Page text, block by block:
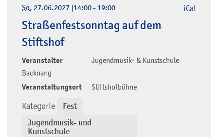
So, 27.06.2027 |14:00 - 19:00
Straßenfestsonntag auf dem
Stiftshof
Veranstalter
Jugendmusik- & Kunstschule
Backnang
Veranstaltungsort Stiftshofbühne
Kategorie Fest
Jugendmusik- und
Kunstschule
iCal